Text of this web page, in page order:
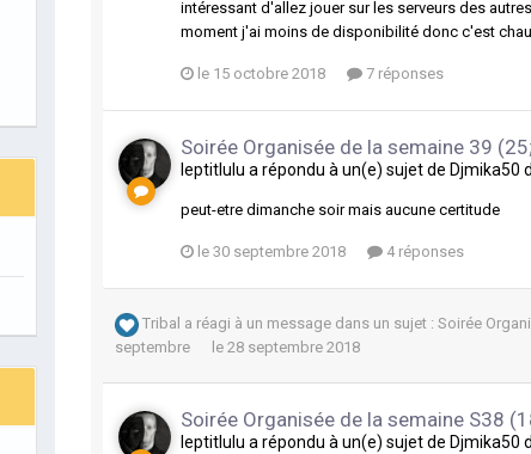
intéressant d'allez jouer sur les serveurs des
moment j'ai moins de disponibilité donc c'est
le 15 octobre 2018 7 réponses
Soirée Organisée de la semaine 39
leptitlulu a répondu à un(e) sujet de Djmika50
peut-etre dimanche soir mais aucune certitude
le 30 septembre 2018 4 réponses
Tribal a réagi à un message dans un sujet :Soirée
septembre
le 28 septembre 2018
Soirée Organisée de la semaine S38
leptitlulu a répondu à un(e) sujet de Djmika50